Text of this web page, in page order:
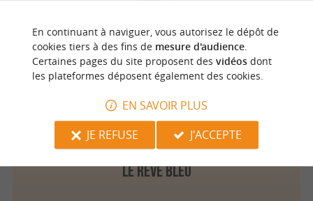
Labergerie 24
Le Rêve Bleu
En continuant à naviguer, vous autorisez le dépôt de
cookies tiers à des fins de mesure d'audience.
Certaines pages du site proposent des vidéosdont
les plateformes déposent également des cookies.
EN SAVOIR PLUS
JE REFUSE
J'ACCEPTE